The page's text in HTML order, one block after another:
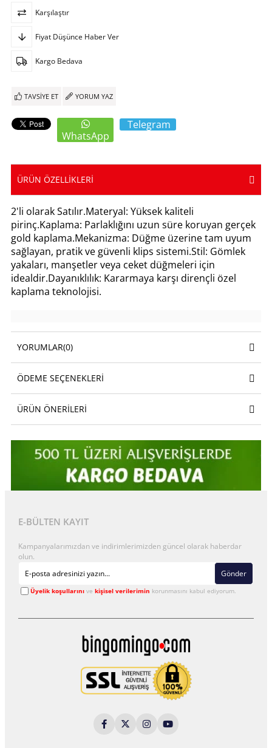
Karşılaştır
Fiyat Düşünce Haber Ver
Kargo Bedava
TAVSIYE ET YORUM YAZ
WhatsApp
Telegram
ÜRÜN ÖZELLIKLERI
2'li olarak Satılır.Materyal: Yüksek kaliteli
pirinç.Kaplama: Parlaklığını uzun süre koruyan gerçek
gold kaplama.Mekanizma: Düğme üzerine tam uyum
sağlayan, pratik ve güvenli klips sistemi.Stil: Gömlek
yakaları, manşetler veya ceket düğmeleri için
idealdir.Dayanıklılık: Kararmaya karşı dirençli özel
kaplama teknolojisi.
YORUMLAR(0)
ÖDEME SEÇENEKLERI
ÜRÜN ÖNERILERI
E-BÜLTEN KAYIT
Kampanyalarımızdan ve indirimlerimizden güncel olarak haberdar
olun.
Gönder
Üyelik koşullarınıve kişisel verilerimin korunmasını kabul ediyorum.